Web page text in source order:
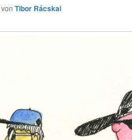
von Tibor Rácskai